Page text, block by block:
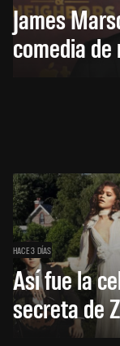
James
comedia
HACE 3 DÍAS
Así fue la
secreta de